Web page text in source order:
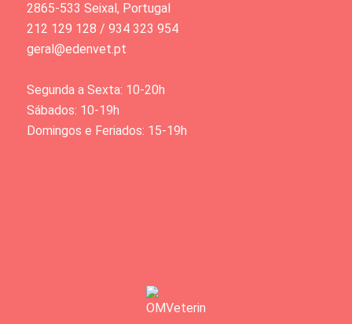
2865-533 Seixal, Portugal
212 129 128 / 934 323 954
geral@edenvet.pt
Segunda a Sexta: 10-20h
Sábados: 10-19h
Domingos e Feriados: 15-19h